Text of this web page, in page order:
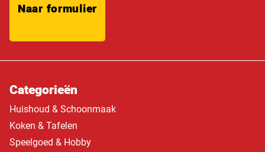
Naar formulier
Categorieën
Huishoud & Schoonmaak
Koken & Tafelen
Speelgoed & Hobby